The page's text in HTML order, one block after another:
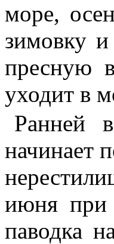
море,
зимовку
пресную
уходит в
Ранней
начинает
июня при
паводка